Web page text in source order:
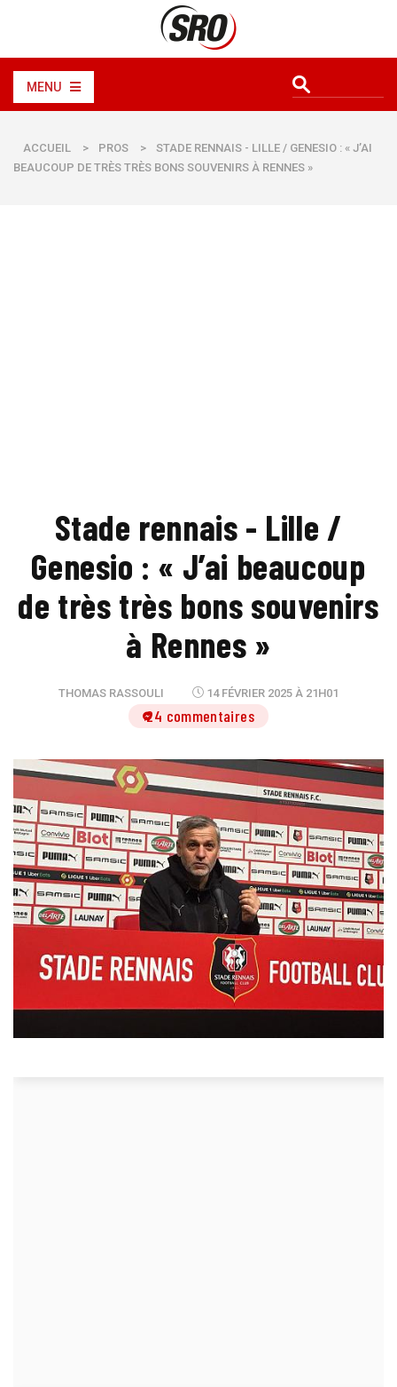
MENU
ACCUEIL > PROS >
STADE RENNAIS - LILLE / GENESIO : « J’AI
BEAUCOUP DE TRÈS TRÈS BONS SOUVENIRS À RENNES »
Stade rennais - Lille /
Genesio : « J’ai beaucoup
de très très bons souvenirs
à Rennes »
THOMAS RASSOULI 14 FÉVRIER 2025 À 21H01
24 commentaires